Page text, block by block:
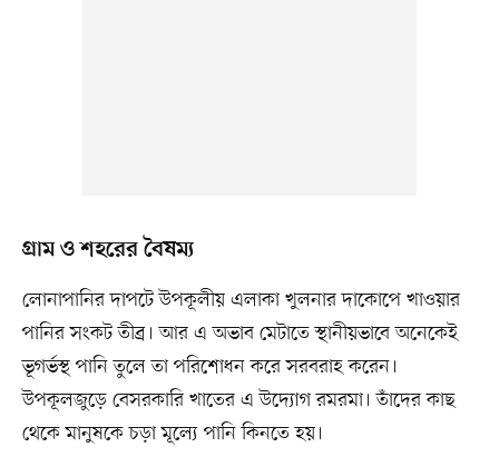
গ্রাম ও শহরের বৈষম্য
লোনাপানির দাপটে উপকূলীয় এলাকা খুলনার দাকোপে খাওয়ার
পানির সংকট তীব্র। আর এ অভাব মেটাতে স্থানীয়ভাবে অনেকেই
ভূগর্ভস্থ পানি তুলে তা পরিশোধন করে সরবরাহ করেন।
উপকূলজুড়ে বেসরকারি খাতের এ উদ্যোগ রমরমা। তাঁদের কাছ
থেকে মানুষকে চড়া মূল্যে পানি কিনতে হয়।